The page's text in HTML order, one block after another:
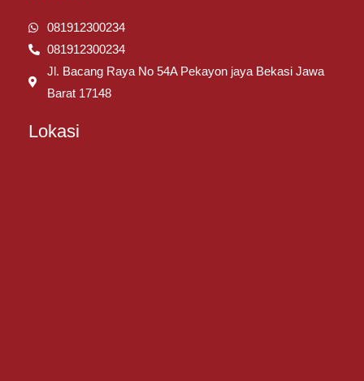
081912300234
081912300234
Jl. Bacang Raya No 54A Pekayon jaya Bekasi Jawa
Barat 17148
Lokasi